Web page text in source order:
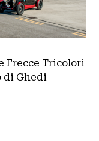
Frecce Tricolori
di Ghedi